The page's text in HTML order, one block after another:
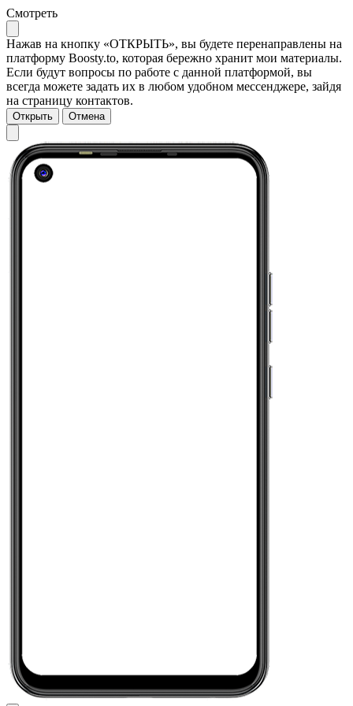
Смотреть
Нажав на кнопку «ОТКРЫТЬ», вы будете перенаправлены на
платформу Boosty.to, которая бережно хранит мои материалы.
Если будут вопросы по работе с данной платформой, вы
всегда можете задать их в любом удобном мессенджере, зайдя
на страницу контактов.
Открыть Отмена